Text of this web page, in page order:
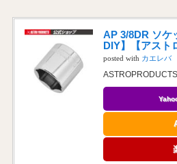
AP 3/8DR ソケ
DIY】【アスト
posted with カエレバ